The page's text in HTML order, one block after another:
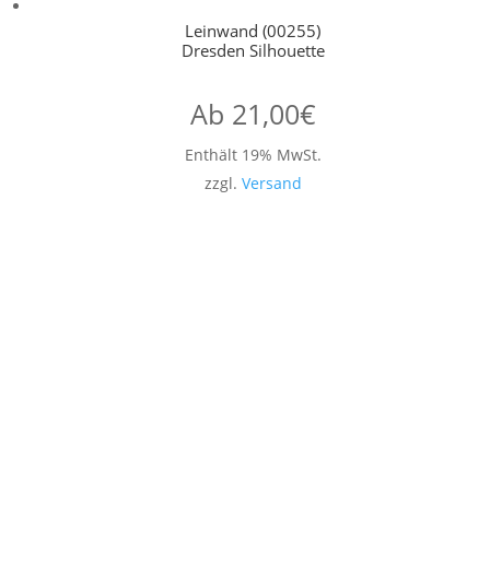
Leinwand (00255)
Dresden Silhouette
Ab 21,00€
Enthält 19% MwSt.
zzgl. Versand